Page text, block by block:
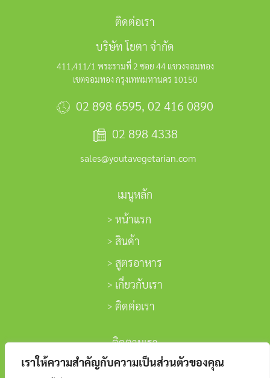
เราให้ความสำคัญกับความเป็นส่วนตัวของคุณ
ติดต่อเรา
บริษัท โยตา จำกัด
411,411/1 พระรามที่ 2 ซอย 44 แขวงจอมทอง
เขตจอมทอง กรุงเทพมหานคร 10150
02 898 6595, 02 416 0890
02 898 4338
sales@youtavegetarian.com
เมนูหลัก
หน้าแรก
สินค้า
สูตรอาหาร
เกี่ยวกับเรา
ติดต่อเรา
ติดตามเรา